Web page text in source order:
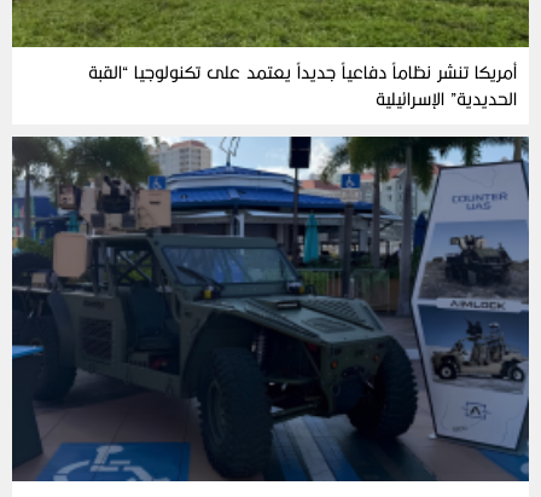
أمريكا تنشر نظاماً دفاعياً جديداً يعتمد على تكنولوجيا “القبة
الحديدية” الإسرائيلية